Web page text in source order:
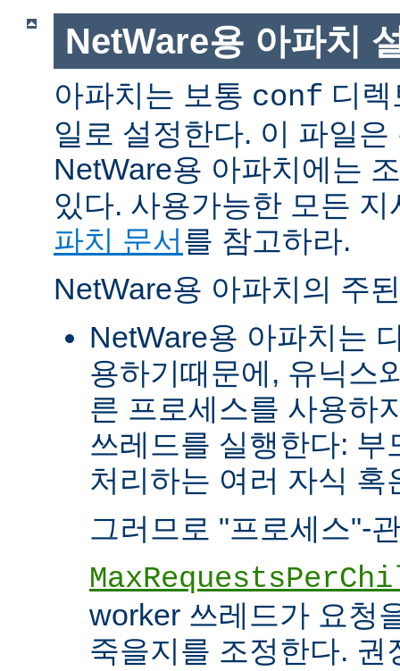
NetWare용 아파치
아파치는 보통 conf 디
일로 설정한다. 이 파일
NetWare용 아파치에는
있다. 사용가능한 모든
파치 문서를 참고하라.
NetWare용 아파치의 주
NetWare용 아파치는
용하기때문에, 유닉스
른 프로세스를 사용하
쓰레드를 실행한다: 부
처리하는 여러 자식 혹
그러므로 "프로세스"-
worker 쓰레드가 요청
죽을지를 조정한다. 권